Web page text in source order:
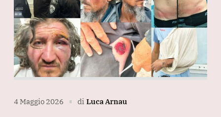
4 Maggio 2026 ∎ di Luca Arnau